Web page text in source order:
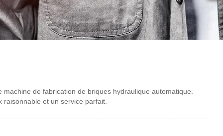
de fabrication de briques hydraulique automatique.
et un service parfait.